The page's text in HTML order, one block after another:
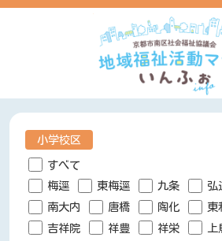
小学校区
すべて
梅逕
東梅逕 九条 弘
南大内
唐橋 陶化 東
吉祥院
祥豊 祥栄